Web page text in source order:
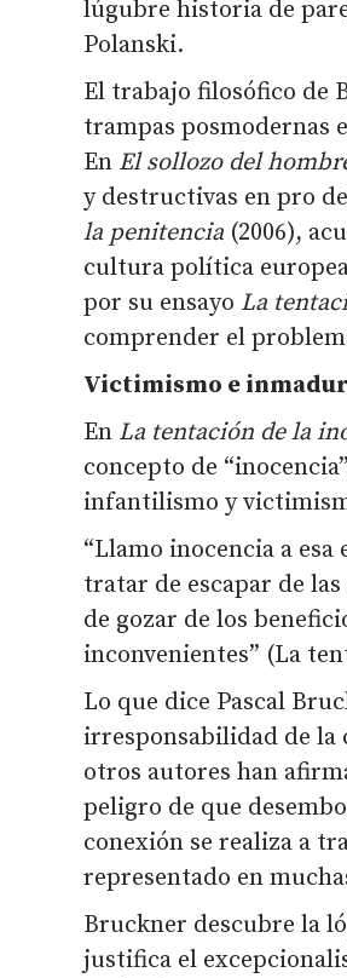
lúgubre historia de
Polanski.
El trabajo filosófico de
trampas posmodernas
En El sollozo del
y destructivas en pro
la penitencia (2006),
cultura política
por su ensayo La
comprender el
Victimismo e
En La tentación de la
concepto de
infantilismo y
“Llamo inocencia a
tratar de escapar de
de gozar de los
inconvenientes” (La
Lo que dice Pascal
irresponsabilidad de la
otros autores han
peligro de que
conexión se realiza a
representado en
Bruckner descubre la
justifica el